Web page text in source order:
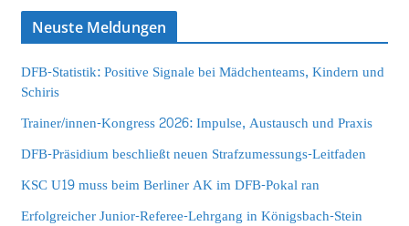
Neuste Meldungen
DFB-Statistik: Positive Signale bei Mädchenteams, Kindern und
Schiris
Trainer/innen-Kongress 2026: Impulse, Austausch und Praxis
DFB-Präsidium beschließt neuen Strafzumessungs-Leitfaden
KSC U19 muss beim Berliner AK im DFB-Pokal ran
Erfolgreicher Junior-Referee-Lehrgang in Königsbach-Stein